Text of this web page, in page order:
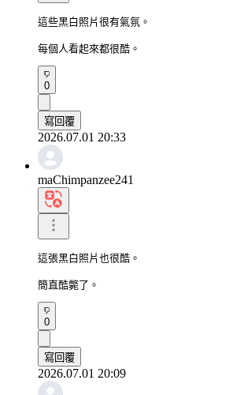
這些黑白照片很有氣氛。
每個人看起來都很酷。
0
寫回覆
2026.07.01 20:33
maChimpanzee241
這張黑白照片也很酷。
簡直酷斃了。
0
寫回覆
2026.07.01 20:09